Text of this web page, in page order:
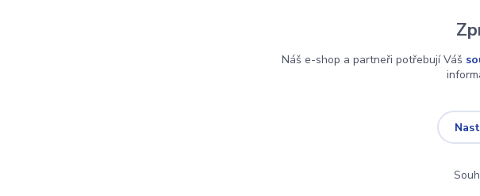
Náš e-shop a partneři potřebují Váš